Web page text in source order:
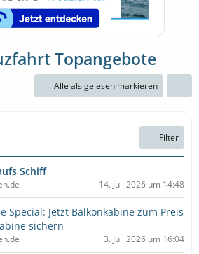
Topangebote
Alle als gelesen markieren
Filter
Schiff
14. Juli 2026 um 14:48
Special: Jetzt Balkonkabine zum Preis
sichern
3. Juli 2026 um 16:04